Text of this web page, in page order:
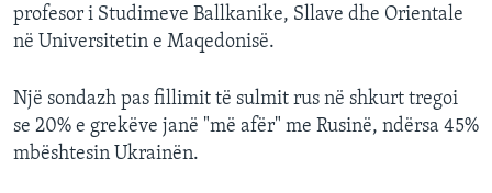
profesor i Studimeve Ballkanike, Sllave dhe Orientale
në Universitetin e Maqedonisë.
Një sondazh pas fillimit të sulmit rus në shkurt tregoi
se 20% e grekëve janë "më afër" me Rusinë, ndërsa 45%
mbështesin Ukrainën.